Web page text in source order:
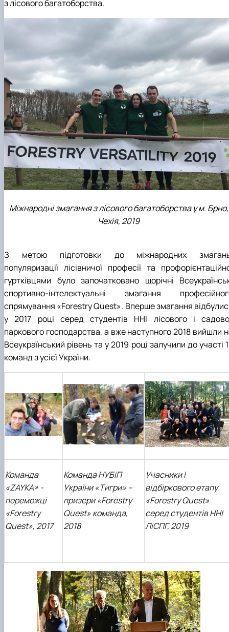
з лісового багатоборства.
Міжнародні змагання з лісового багатоборства у м. Брно,
Чехія, 2019
З метою підготовки до міжнародних
популяризації лісівничої професії та
гуртківцями було започатковано щорічні
спортивно-інтелектуальні змагання
спрямування «Forestry Quest». Вперше змагання
у 2017 році серед студентів ННІ лісового і
паркового господарства, а вже наступного 2018 вийшли
Всеукраїнський рівень та у 2019 році залучили до участі
команд з усієї України.
Команда
«ZAYKA» -
переможці
«Forestry
Quest», 2017
Команда НУБіП
України «Тигри» –
призери «Forestry
Quest» команда,
2018
Учасники І
відбіркового етапу
«Forestry Quest»
серед студентів ННІ
ЛіСПГ, 2019